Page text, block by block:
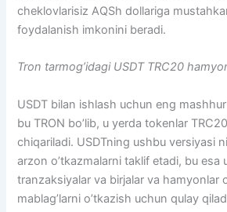
cheklovlarisiz AQSh dollariga
foydalanish imkonini beradi.
Tron tarmog’idagi USDT TRC20
USDT bilan ishlash uchun eng
bu TRON bo’lib, u yerda tokenlar
chiqariladi. USDTning ushbu versiyasi
arzon o’tkazmalarni taklif etadi, bu esa
tranzaksiyalar va birjalar va hamyonlar
mablag’larni o’tkazish uchun qulay